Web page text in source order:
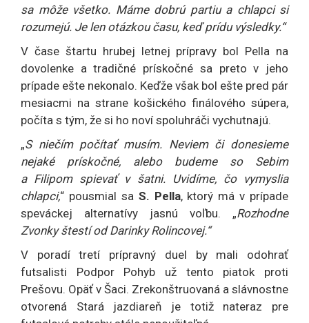
sa môže všetko. Máme dobrú partiu a chlapci si
rozumejú. Je len otázkou času, keď prídu výsledky.“
V čase štartu hrubej letnej prípravy bol Pella na
dovolenke a tradičné prískočné sa preto v jeho
prípade ešte nekonalo. Keďže však bol ešte pred pár
mesiacmi na strane košického finálového súpera,
počíta s tým, že si ho noví spoluhráči vychutnajú.
„S niečím počítať musím. Neviem či donesieme
nejaké prískočné, alebo budeme so Sebim
a Filipom spievať v šatni. Uvidíme, čo vymyslia
chlapci,“ pousmial sa S. Pella, ktorý má v prípade
speváckej alternatívy jasnú voľbu. „Rozhodne
Zvonky štestí od Darinky Rolincovej.“
V poradí tretí prípravný duel by mali odohrať
futsalisti Podpor Pohyb už tento piatok proti
Prešovu. Opäť v Šaci. Zrekonštruovaná a slávnostne
otvorená Stará jazdiareň je totiž nateraz pre